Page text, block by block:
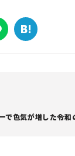
で色気が増した令和